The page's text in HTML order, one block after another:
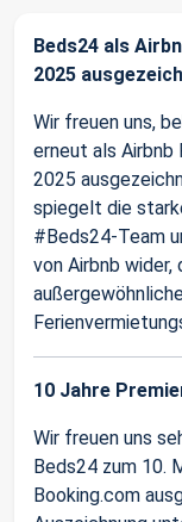
Beds24 als
2025
Wir freuen uns,
erneut als
2025
spiegelt die
#Beds24-Team
von Airbnb
10 Jahre
Wir freuen uns
Beds24 zum 10.
Booking.com